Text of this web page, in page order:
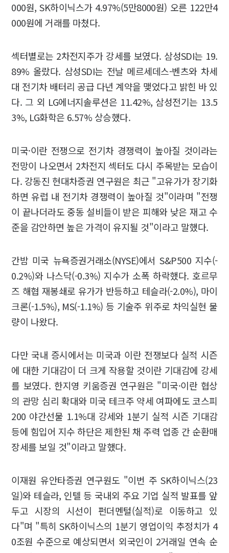
000원, SK하이닉스가 4.97%(5만8000원) 오른 122만4
000원에 거래를 마쳤다.
섹터별로는 2차전지주가 강세를 보였다. 삼성SDI는 19.
89% 올랐다. 삼성SDI는 전날 메르세데스-벤츠와 차세
대 전기차 배터리 공급 다년 계약을 맺었다고 밝힌 바 있
다. 그 외 LG에너지솔루션은 11.42%, 삼성전기는 13.5
3%, LG화학은 6.57% 상승했다.
미국·이란 전쟁으로 전기차 경쟁력이 높아질 것이라는
전망이 나오면서 2차전지 섹터도 다시 주목받는 모습이
다. 강동진 현대차증권 연구원은 최근 "고유가가 장기화
하면 유럽 내 전기차 경쟁력이 높아질 것"이라며 "전쟁
이 끝나더라도 중동 설비들이 받은 피해와 낮은 재고 수
준을 감안하면 높은 가격이 유지될 것"이라고 말했다.
간밤 미국 뉴욕증권거래소(NYSE)에서 S&P500 지수(-
0.2%)와 나스닥(-0.3%) 지수가 소폭 하락했다. 호르무
즈 해협 재봉쇄로 유가가 반등하고 테슬라(-2.0%), 마이
크론(-1.5%), MS(-1.1%) 등 기술주 위주로 차익실현 물
량이 나왔다.
다만 국내 증시에서는 미국과 이란 전쟁보다 실적 시즌
에 대한 기대감이 더 크게 작용할 것이란 기대감에 강세
를 보였다. 한지영 키움증권 연구원은 "미국·이란 협상
의 관망 심리 확대와 미국 테크주 약세 여파에도 코스피
200 야간선물 1.1%대 강세와 1분기 실적 시즌 기대감
등에 힘입어 지수 하단은 제한된 채 주력 업종 간 순환매
장세를 보일 것"이라고 말했다.
이재원 유안타증권 연구원도 "이번 주 SK하이닉스(23
일)와 테슬라, 인텔 등 국내외 주요 기업 실적 발표를 앞
두고 시장의 시선이 펀더멘털(실적)로 이동하고 있
다"며 "특히 SK하이닉스의 1분기 영업이익 추정치가 4
0조원 수준으로 예상되면서 외국인이 2거래일 연속 순